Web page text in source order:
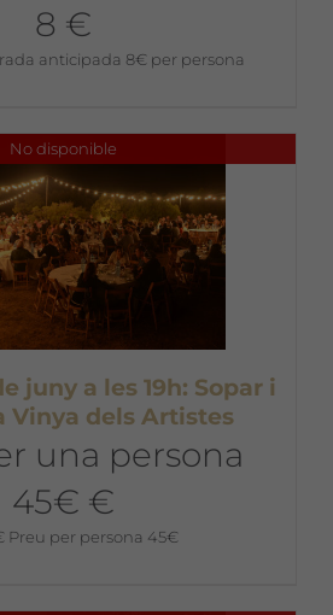
8 €
anticipada 8€ per persona
No disponible
juny a les 19h: Sopar i
Vinya dels Artistes
una persona
45€ €
Preu per persona 45€